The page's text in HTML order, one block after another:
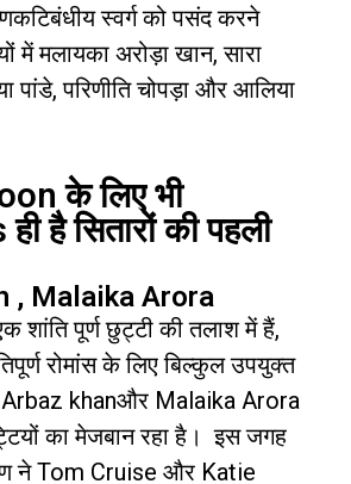
स्वर्ग को पसंद करने
में मलायका अरोड़ा खान,सारा
पांडे,परिणीति चोपड़ा और आलिया
के लिए भी
है सितारों की पहली
, Malaika Arora
शांति पूर्ण छुट्टी की तलाश में हैं,
रोमांस के लिए बिल्कुल उपयुक्त
Arbaz khanऔर Malaika Arora
का मेजबान रहा है। इस जगह
नेTom Cruise और Katie